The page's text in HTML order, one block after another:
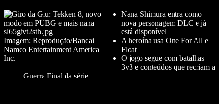
Imagem: Reprodução/Bandai
Namco Entertainment America
Inc.
Nana Shimura entra como
nova personagem DLC e já
está disponível
A heroína usa One For All e
Float
O jogo segue com batalhas
3v3 e conteúdos que recriam a
Guerra Final da série